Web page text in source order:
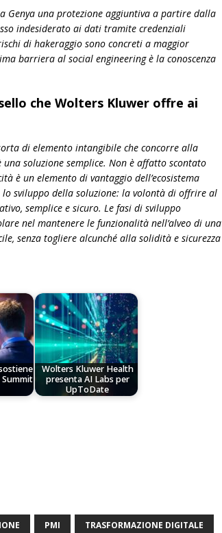
Genya una protezione aggiuntiva a partire dalla
indesiderato ai dati tramite credenziali
di hakeraggio sono concreti a maggior
barriera al social engineering è la conoscenza
che Wolters Kluwer offre ai
di elemento intangibile che concorre alla
soluzione semplice. Non è affatto scontato
è un elemento di vantaggio dell’ecosistema
sviluppo della soluzione: la volontà di offrire al
semplice e sicuro. Le fasi di sviluppo
nel mantenere le funzionalità nell’alveo di una
senza togliere alcunché alla solidità e sicurezza
Wolters Kluwer Health
presenta AI Labs per
UpToDate
PMI TRASFORMAZIONE DIGITALE